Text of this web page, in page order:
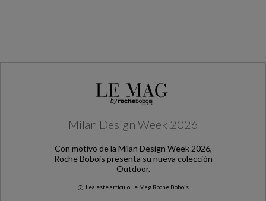
Milan Design Week 2026
Con motivo de la Milan Design Week 2026,
Roche Bobois presenta su nueva colección
Outdoor.
Lea este artículo Le Mag Roche Bobois
Milan Design Week 2026